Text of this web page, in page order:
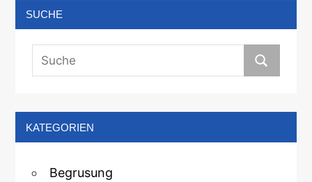
SUCHE
KATEGORIEN
Begrusung